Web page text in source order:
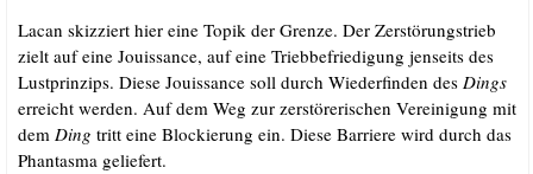
Lacan skiz­ziert hier eine Top­ik der Gren­ze. Der Zer­stö­rungs­trieb
zielt auf eine Jouis­sance, auf eine Trieb­be­frie­di­gung jen­seits des
Lust­prin­zips. Die­se Jouis­sance soll durch Wie­der­fin­den des Dings
erreicht wer­den. Auf dem Weg zur zer­stö­re­ri­schen Ver­ei­ni­gung mit
dem Ding tritt eine Blo­ckie­rung ein. Die­se Bar­rie­re wird durch das
Phan­tas­ma geliefert.